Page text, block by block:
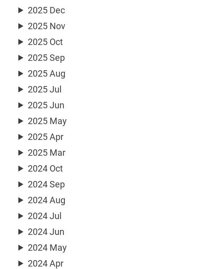
2025 Dec
2025 Nov
2025 Oct
2025 Sep
2025 Aug
2025 Jul
2025 Jun
2025 May
2025 Apr
2025 Mar
2024 Oct
2024 Sep
2024 Aug
2024 Jul
2024 Jun
2024 May
2024 Apr